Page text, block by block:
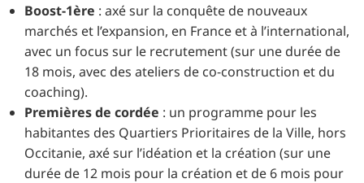
Boost-1ère : axé sur la conquête de nouveaux
marchés et l’expansion, en France et à l’international,
avec un focus sur le recrutement (sur une durée de
18 mois, avec des ateliers de co-construction et du
coaching).
Premières de cordée : un programme pour les
habitantes des Quartiers Prioritaires de la Ville, hors
Occitanie, axé sur l’idéation et la création (sur une
durée de 12 mois pour la création et de 6 mois pour